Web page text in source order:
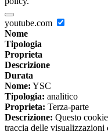
youtube.com
Nome
Tipologia
Proprieta
Descrizione
Durata
Nome: YSC
Tipologia: analitico
Proprieta: Terza-parte
Descrizione: Questo
traccia delle